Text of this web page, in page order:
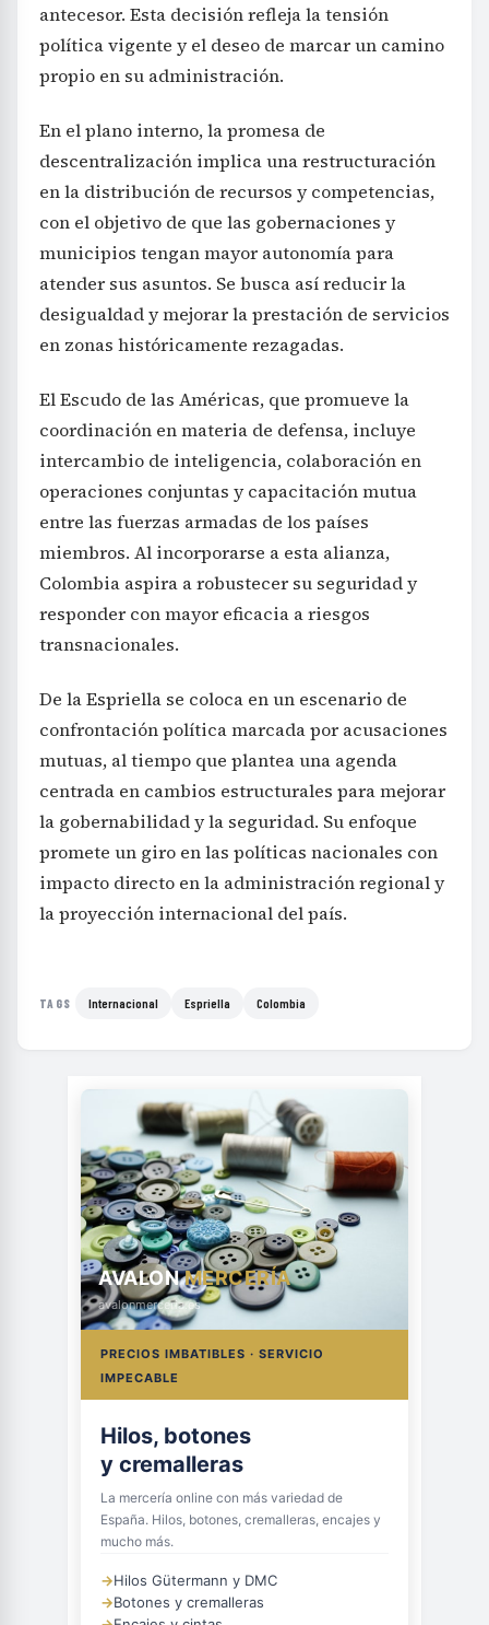
antecesor. Esta decisión refleja la tensión
política vigente y el deseo de marcar un camino
propio en su administración.
En el plano interno, la promesa de
descentralización implica una restructuración
en la distribución de recursos y competencias,
con el objetivo de que las gobernaciones y
municipios tengan mayor autonomía para
atender sus asuntos. Se busca así reducir la
desigualdad y mejorar la prestación de servicios
en zonas históricamente rezagadas.
El Escudo de las Américas, que promueve la
coordinación en materia de defensa, incluye
intercambio de inteligencia, colaboración en
operaciones conjuntas y capacitación mutua
entre las fuerzas armadas de los países
miembros. Al incorporarse a esta alianza,
Colombia aspira a robustecer su seguridad y
responder con mayor eficacia a riesgos
transnacionales.
De la Espriella se coloca en un escenario de
confrontación política marcada por acusaciones
mutuas, al tiempo que plantea una agenda
centrada en cambios estructurales para mejorar
la gobernabilidad y la seguridad. Su enfoque
promete un giro en las políticas nacionales con
impacto directo en la administración regional y
la proyección internacional del país.
TAGS Internacional Espriella Colombia
AVALONMERCERÍA
avalonmerceria.es
PRECIOS IMBATIBLES · SERVICIO
IMPECABLE
Hilos, botones
y cremalleras
La mercería online con más variedad de
España. Hilos, botones, cremalleras, encajes y
mucho más.
→Hilos Gütermann y DMC
→Botones y cremalleras